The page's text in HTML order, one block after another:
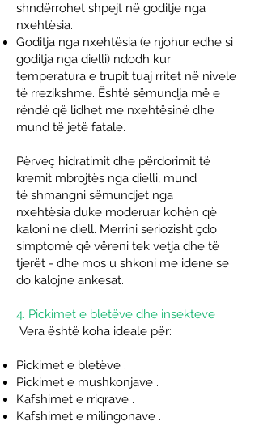
shndërrohet shpejt në goditje nga
nxehtësia.
Goditja nga nxehtësia (e njohur edhe si
goditja nga dielli) ndodh kur
temperatura e trupit tuaj rritet në nivele
të rrezikshme. Është sëmundja më e
rëndë që lidhet me nxehtësinë dhe
mund të jetë fatale.
Përveç hidratimit dhe përdorimit të
kremit mbrojtës nga dielli, mund
të shmangni sëmundjet nga
nxehtësia duke moderuar kohën që
kaloni ne diell. Merrini seriozisht çdo
simptomë që vëreni tek vetja dhe të
tjerët - dhe mos u shkoni me idene se
do kalojne ankesat.
4. Pickimet e bletëve dhe insekteve
Vera është koha ideale për:
Pickimet e bletëve .
Pickimet e mushkonjave .
Kafshimet e rriqrave .
Kafshimet e milingonave .